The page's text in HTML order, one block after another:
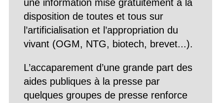
une information mise gratuitement à la
disposition de toutes et tous sur
l’artificialisation et l’appropriation du
vivant (OGM, NTG, biotech, brevet...).
L’accaparement d’une grande part des
aides publiques à la presse par
quelques groupes de presse renforce